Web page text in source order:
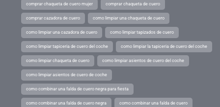
comprar chaqueta de cuero mujer comprar chaqueta de cuero
comprar cazadora de cuero como limpiar una chaqueta de cuero
como limpiar una cazadora de cuero como limpiar tapizados de cuero
como limpiar tapiceria de cuero del coche como limpiar la tapiceria de cuero del coche
como limpiar chaqueta de cuero como limpiar asientos de cuero del coche
como limpiar asientos de cuero de coche
como combinar una falda de cuero negra para fiesta
como combinar una falda de cuero negra como combinar una falda de cuero